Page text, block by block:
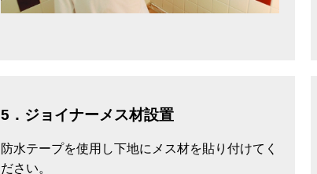
5．ジョイナーメス材設置
防水テープを使用し下地にメス材を貼り付けてく
ださい。